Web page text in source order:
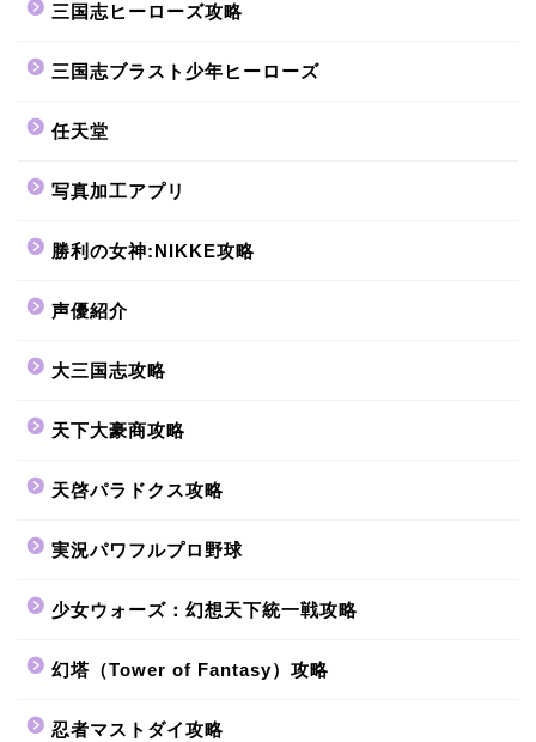
三国志ヒーローズ攻略
三国志ブラスト少年ヒーローズ
任天堂
写真加工アプリ
勝利の女神:NIKKE攻略
声優紹介
大三国志攻略
天下大豪商攻略
天啓パラドクス攻略
実況パワフルプロ野球
少女ウォーズ：幻想天下統一戦攻略
幻塔（Tower of Fantasy）攻略
忍者マストダイ攻略